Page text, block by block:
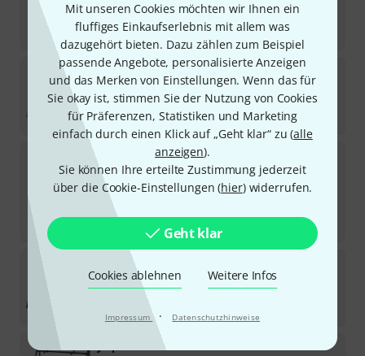
Mit unseren Cookies möchten wir Ihnen ein
fluffiges Einkaufserlebnis mit allem was
dazugehört bieten. Dazu zählen zum Beispiel
passende Angebote, personalisierte Anzeigen
und das Merken von Einstellungen. Wenn das für
Sie okay ist, stimmen Sie der Nutzung von Cookies
für Präferenzen, Statistiken und Marketing
einfach durch einen Klick auf „Geht klar“ zu (alle
anzeigen).
Sie können Ihre erteilte Zustimmung jederzeit
über die Cookie-Einstellungen (hier) widerrufen.
Geht klar
Cookies ablehnen Weitere Infos
Impressum · Datenschutzhinweise
Sofort lieferbar
459 €
Jaspers4D-145S
44
Sofort lieferbar
279€
5D-150S
12
In 3–4 Wochen lieferbar
339
Jaspers
23
Sofort lieferbar
189
2D-145B